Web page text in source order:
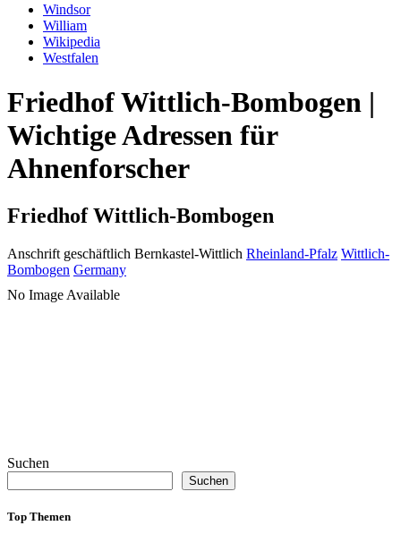
Windsor
William
Wikipedia
Westfalen
Friedhof Wittlich-Bombogen |
Wichtige Adressen für
Ahnenforscher
Friedhof Wittlich-Bombogen
Anschrift geschäftlich Bernkastel-Wittlich Rheinland-Pfalz Wittlich-
Bombogen Germany
No Image Available
Suchen
Suchen
Top Themen